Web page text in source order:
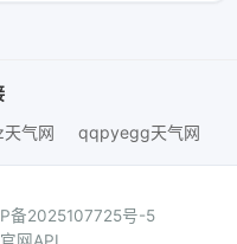
气网 qqpyegg天气网
备2025107725号-5